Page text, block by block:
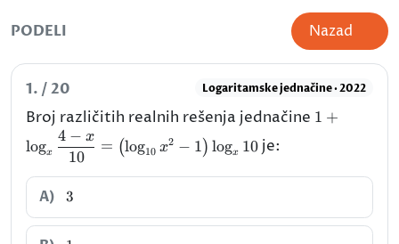
PODELI Nazad
1. / 20 Logaritamske jednačine · 2022
Broj različitih realnih rešenja jednačine 1 +
logx 10
4 − x
= (log10 x2 − 1) logx 10je:
A) 3
3